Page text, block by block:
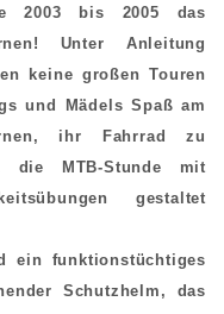
2003 bis 2005 das
Unter Anleitung
keine großen Touren
und Mädels Spaß am
ihr Fahrrad zu
die MTB-Stunde mit
gestaltet
ein funktionstüchtiges
Schutzhelm, das